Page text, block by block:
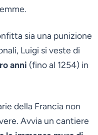
sia una punizione
Luigi si veste di
anni (fino al 1254) in
della Francia non
Avvia un cantiere